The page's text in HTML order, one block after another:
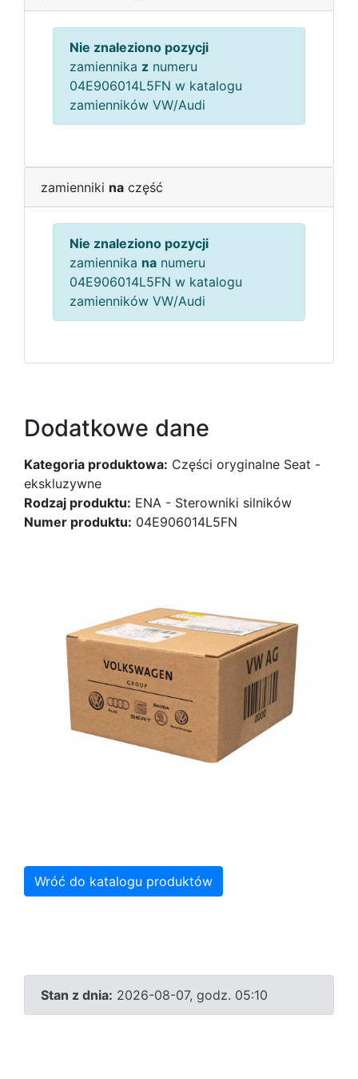
Nie znaleziono pozycji
zamiennika z numeru
04E906014L5FN w katalogu
zamienników VW/Audi
zamienniki na część
Nie znaleziono pozycji
zamiennika na numeru
04E906014L5FN w katalogu
zamienników VW/Audi
Dodatkowe dane
Kategoria produktowa: Części oryginalne Seat -
ekskluzywne
Rodzaj produktu: ENA - Sterowniki silników
Numer produktu: 04E906014L5FN
Wróć do katalogu produktów
Stan z dnia: 2026-08-07, godz. 05:10